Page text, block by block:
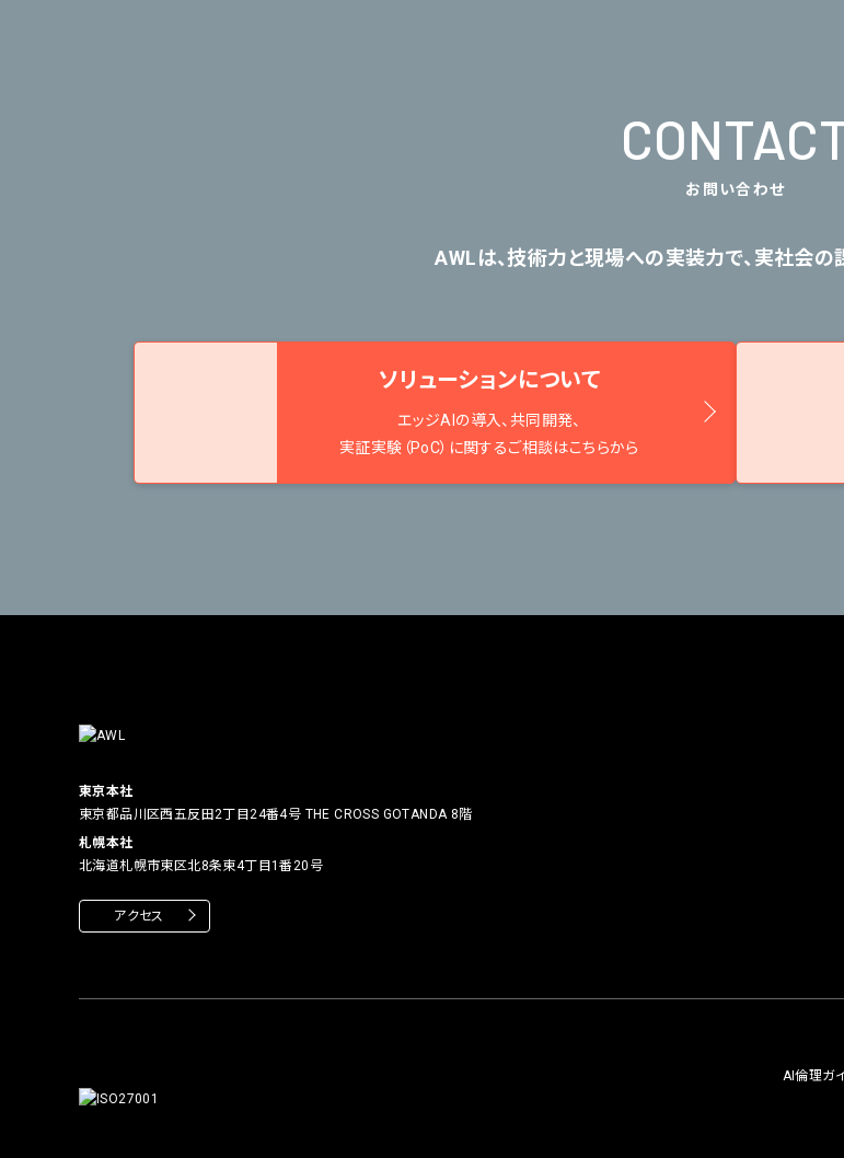
お問い合わせ
AWLは、技術力と現場への実装力で、 実社会の
ソリューションについて
エッジAIの導入、共同開発、
実証実験（PoC）に関するご相談はこちらから
東京本社
東京都品川区西五反田2丁目24番4号 THE CROSS GOTANDA 8階
札幌本社
北海道札幌市東区北8条東4丁目1番20号
アクセス
AI倫理ガ